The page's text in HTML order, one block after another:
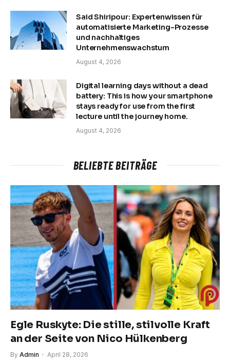
Said Shiripour: Expertenwissen für
automatisierte Marketing-Prozesse
und nachhaltiges
Unternehmenswachstum
August 4, 2026
Digital learning days without a dead
battery: This is how your smartphone
stays ready for use from the first
lecture until the journey home.
August 4, 2026
BELIEBTE BEITRÄGE
Egle Ruskyte: Die stille, stilvolle Kraft
an der Seite von Nico Hülkenberg
By Admin April 28, 2026